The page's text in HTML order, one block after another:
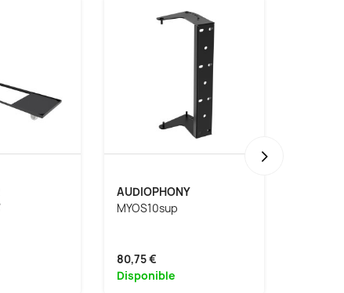
AUDIOPHONY
MYOS10sup
80,75 €
Disponible
›